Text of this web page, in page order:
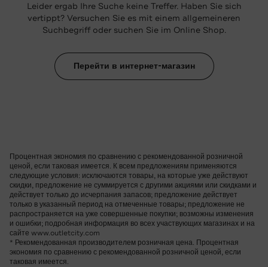
Leider ergab Ihre Suche keine Treffer. Haben Sie sich
vertippt? Versuchen Sie es mit einem allgemeineren
Suchbegriff oder suchen Sie im Online Shop.
Перейти в интернет-магазин
Процентная экономия по сравнению с рекомендованной розничной
ценой, если таковая имеется. К всем предложениям применяются
следующие условия: исключаются товары, на которые уже действуют
скидки, предложение не суммируется с другими акциями или скидками и
действует только до исчерпания запасов; предложение действует
только в указанный период на отмеченные товары; предложение не
распространяется на уже совершенные покупки; возможны изменения
и ошибки; подробная информация во всех участвующих магазинах и на
сайте www.outletcity.com
* Рекомендованная производителем розничная цена. Процентная
экономия по сравнению с рекомендованной розничной ценой, если
таковая имеется.